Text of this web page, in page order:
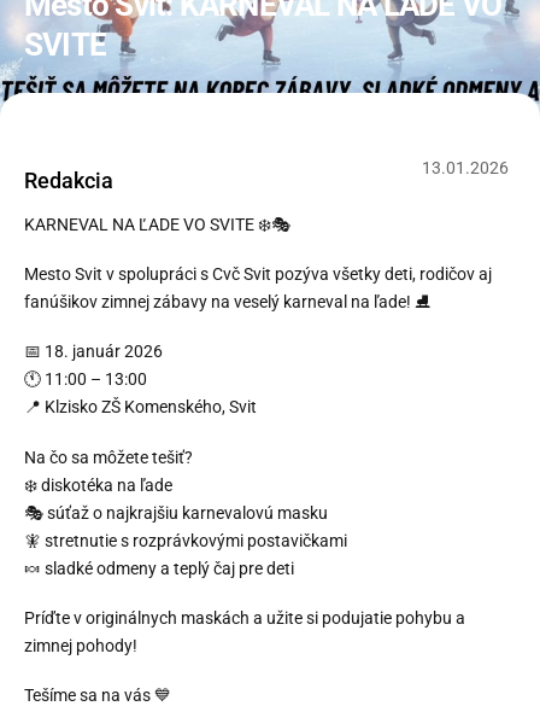
SVITE
Redakcia 13.01 .2026
KARNEVAL NA ĽADE VO SVITE ❄️🎭
Mesto Svit v spolupráci s Cvč Svit pozýva všetky deti, rodičov aj
fanúšikov zimnej zábavy na veselý karneval na ľade! ⛸️
📅 18. január 2026
🕚 11:00 – 13:00
📍 Klzisko ZŠ Komenského, Svit
Na čo sa môžete tešiť?
❄️ diskotéka na ľade
🎭 súťaž o najkrajšiu karnevalovú masku
🧚 stretnutie s rozprávkovými postavičkami
🍬 sladké odmeny a teplý čaj pre deti
Príďte v originálnych maskách a užite si podujatie pohybu a
zimnej pohody!
Tešíme sa na vás 💙